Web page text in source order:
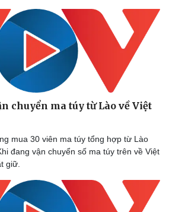
chuyển ma túy từ Lào về Việt
mua 30 viên ma túy tổng hợp từ Lào
đang vận chuyển số ma túy trên về Việt
giữ.